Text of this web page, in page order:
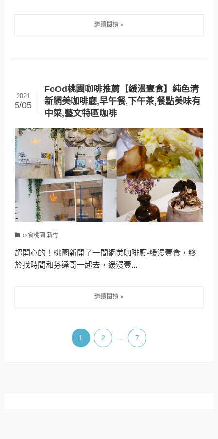
FoOd桃園咖啡推薦【緩漫壹食】純色清
新網美咖啡廳,早午餐,下午茶,餐點美味有
中菜,藝文特區咖啡
2021
5/05
☺食桃園,新竹
超開心的！桃園新開了一間網美咖啡廳-緩漫壹食，終
於找時間和芬達哥一起去，緩漫壹...
1 2 7